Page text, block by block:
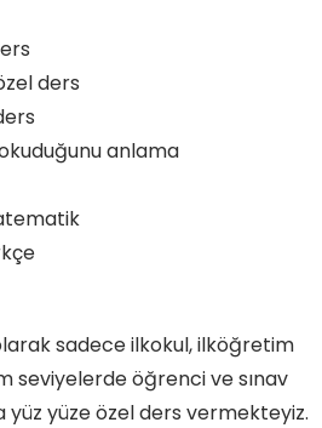
ders
okuduğunu anlama
sadece ilkokul, ilköğretim
seviyelerde öğrenci ve sınav
yüz yüze özel ders vermekteyiz.